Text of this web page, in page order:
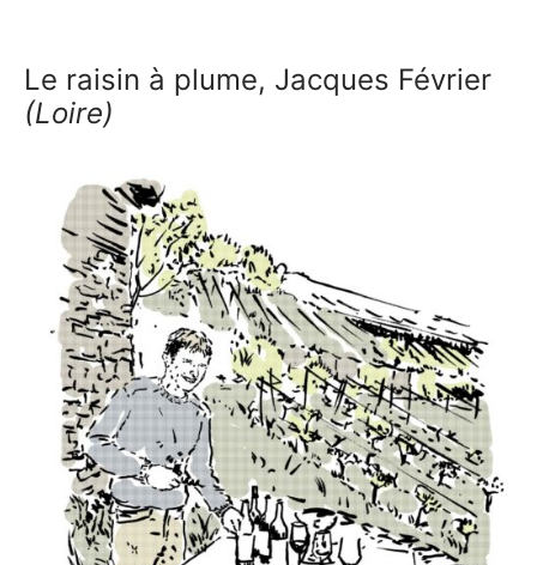
Le raisin à plume, Jacques Février
(Loire)